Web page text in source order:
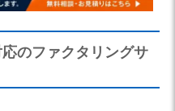
のファクタリングサ